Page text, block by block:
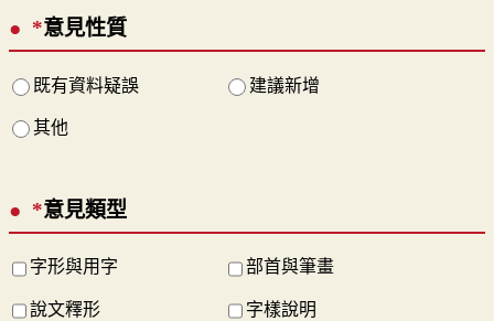
*意見性質
既有資料疑誤 建議新增
其他
*意見類型
字形與用字 部首與筆畫
說文釋形 字樣說明